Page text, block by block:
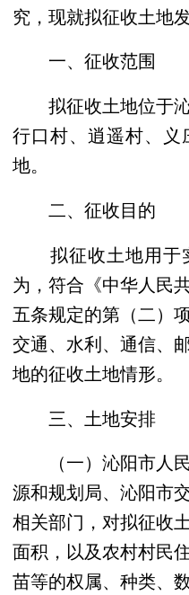
究，现就拟征收土地
一、征收范围
拟征收土地位于沁
行口村、逍遥村、
地。
二、征收目的
拟征收土地用于
为，符合《中华人民
五条规定的第（二）
交通、水利、通信、
地的征收土地情形。
三、土地安排
（一）沁阳市人民
源和规划局、沁阳市
相关部门，对拟征收
面积，以及农村村民
苗等的权属、种类、